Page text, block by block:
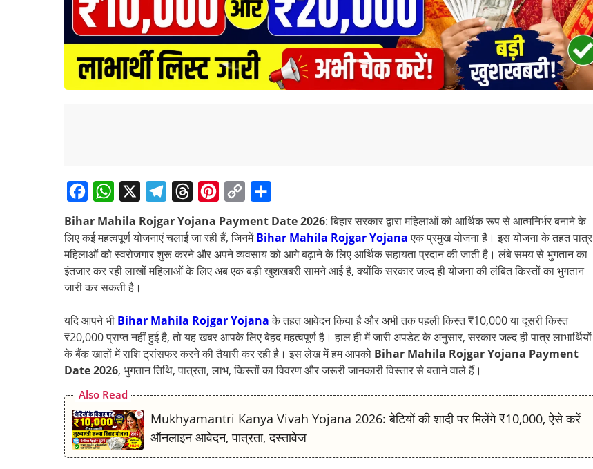
a
c
e
b
o
o
k
h
a
t
s
A
p
p
e
l
e
r
a
m
h
r
e
d
s
i
n
t
r
e
s
t
o
p
y
i
n
k
h
a
r
Bihar Mahila Rojgar Yojana Payment Date 2026: बिहार सरकार द्वारा महिलाओं को आर्थिक रूप से आत्मनिर्भर बनाने के
लिए कई महत्वपूर्ण योजनाएं चलाई जा रही हैं, जिनमेंBihar Mahila Rojgar Yojanaएक प्रमुख योजना है। इस योजना के तहत पात्र
महिलाओं को स्वरोजगार शुरू करने और अपने व्यवसाय को आगे बढ़ाने के लिए आर्थिक सहायता प्रदान की जाती है। लंबे समय से भुगतान का
इंतजार कर रही लाखों महिलाओं के लिए अब एक बड़ी खुशखबरी सामने आई है, क्योंकि सरकार जल्द ही योजना की लंबित किस्तों का भुगतान
जारी कर सकती है।
यदि आपने भी Bihar Mahila Rojgar Yojanaके तहत आवेदन किया है और अभी तक पहली किस्त ₹10,000 या दूसरी किस्त
₹20,000 प्राप्त नहीं हुई है, तो यह खबर आपके लिए बेहद महत्वपूर्ण है। हाल ही में जारी अपडेट के अनुसार, सरकार जल्द ही पात्र लाभार्थियों
के बैंक खातों में राशि ट्रांसफर करने की तैयारी कर रही है। इस लेख में हम आपको Bihar Mahila Rojgar Yojana Payment
Date 2026, भुगतान तिथि, पात्रता, लाभ, किस्तों का विवरण और जरूरी जानकारी विस्तार से बताने वाले हैं।
Also Read
Mukhyamantri Kanya Vivah Yojana 2026: बेटियों की शादी पर मिलेंगे ₹10,000, ऐसे करें
ऑनलाइन आवेदन, पात्रता, दस्तावेज